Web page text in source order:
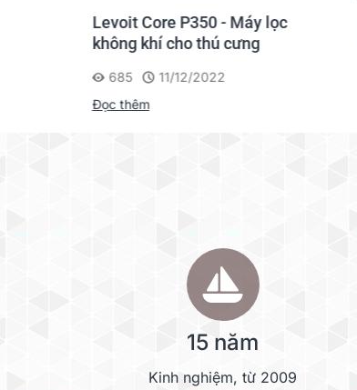
Levoit Core P350 - Máy lọc
không khí cho thú cưng
685
11/12/2022
Đọc thêm
15 năm
Kinh nghiệm, từ 2009